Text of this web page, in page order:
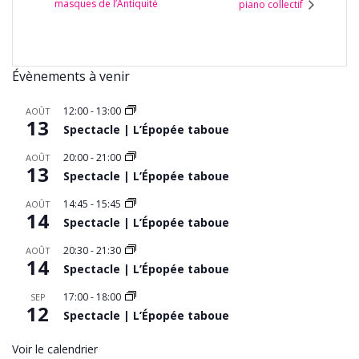
masques de l’Antiquité
piano collectif
Évènements à venir
AOÛT
13
12:00- 13:00
Spectacle | L’Épopée taboue
AOÛT
13
20:00-21:00
Spectacle | L’Épopée taboue
AOÛT
14
14:45 - 15:45
Spectacle | L’Épopée taboue
AOÛT
14
20:30-21:30
Spectacle | L’Épopée taboue
SEP
12
17:00- 18:00
Spectacle | L’Épopée taboue
Voir le calendrier